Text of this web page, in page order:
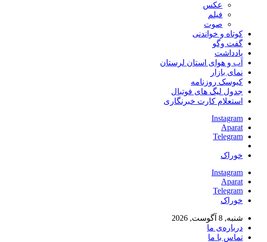
عكس
فیلم
صوت
کوتاه و خواندنی
گفت وگو
یادداشت
آب و هوای استان لرستان
نمای بازار
کیوسک روزنامه
جدول لیگ های فوتبال
استعلام کارت خبرنگاری
Instagram
Aparat
Telegram
خوراک
Instagram
Aparat
Telegram
خوراک
شنبه, 8 آگوست, 2026
درباره‌ی ما
تماس با ما